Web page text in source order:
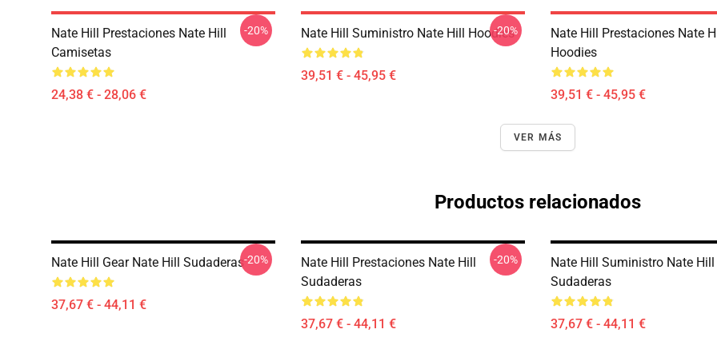
Nate Hill Prestaciones Nate Hill
Camisetas
24,38 € - 28,06 €
-20% Nate Hill Suministro Nate Hill Hoodies
39,51 € - 45,95 €
-20%
Nate Hill Prestaciones Nate
Hoodies
39,51 € - 45,95 €
VER MÁS
Productos relacionados
Nate Hill Gear Nate Hill Sudaderas
37,67 € - 44,11 €
-20%
Nate Hill Prestaciones Nate Hill
Sudaderas
37,67 € - 44,11 €
-20%
Nate Hill Suministro Nate Hill
Sudaderas
37,67 € - 44,11 €